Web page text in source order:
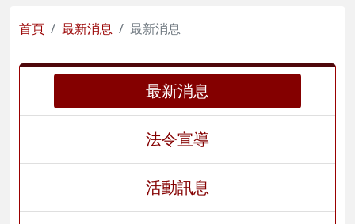
首頁 最新消息 最新消息
最新消息
法令宣導
活動訊息